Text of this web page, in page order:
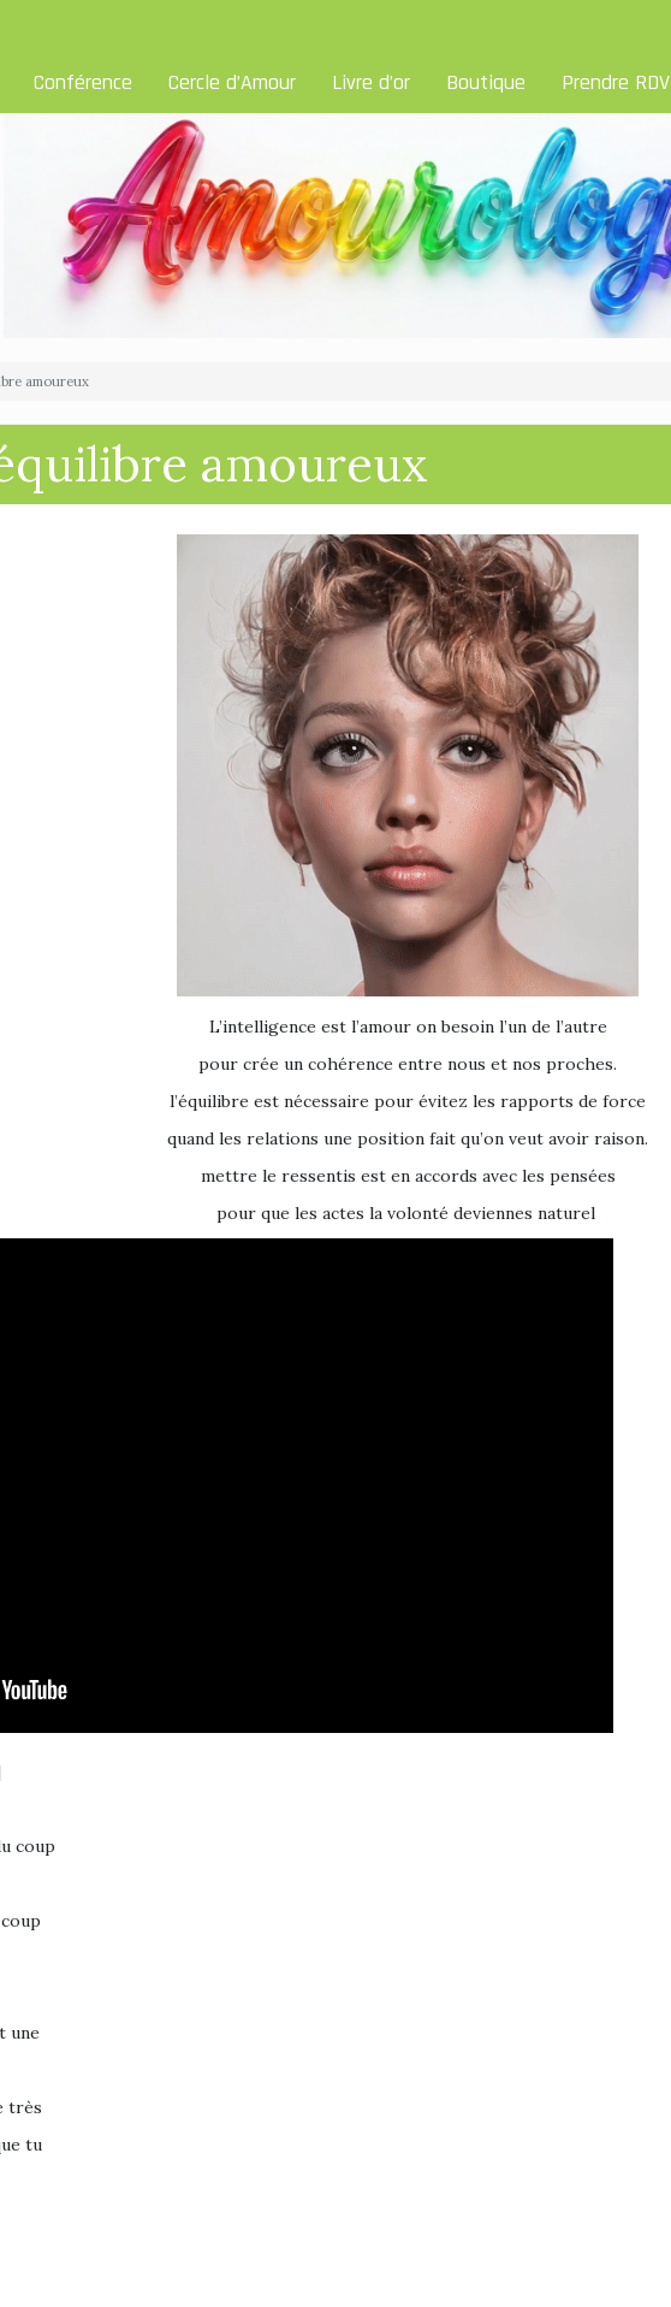
Conférence Cercle d’Amour Livre d’or Boutique Prendre RDV
amoureux
amoureux
L’intelligence est l’amour on besoin l’un de l’autre
pour crée un cohérence entre nous et nos proches.
l’équilibre est nécessaire pour évitez les rapports de force
quand les relations une position fait qu’on veut avoir raison.
mettre le ressentis est en accords avec les pensées
pour que les actes la volonté deviennes naturel
coup
une
très
tu